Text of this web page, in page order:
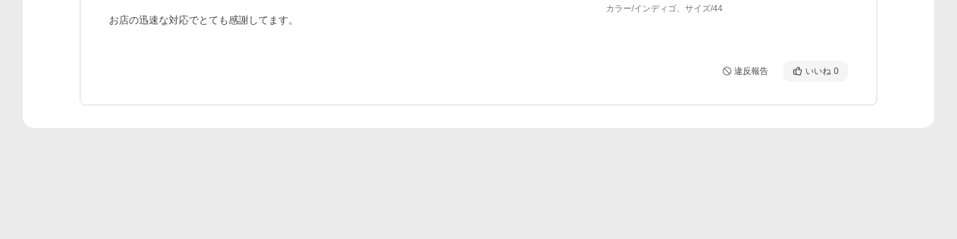
お店の迅速な対応でとても感謝してます。
カラー/インディゴ、サイズ/44
違反報告 いいね 0